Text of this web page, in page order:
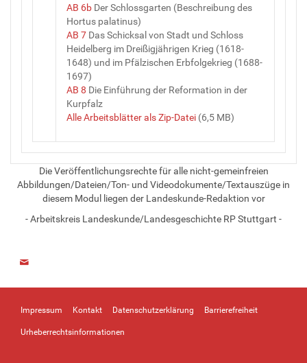
AB 6b Der Schlossgarten (Beschreibung des
Hortus palatinus)
AB 7 Das Schicksal von Stadt und Schloss
Heidelberg im Dreißigjährigen Krieg (1618-
1648) und im Pfälzischen Erbfolgekrieg (1688-
1697)
AB 8 Die Einführung der Reformation in der
Kurpfalz
Alle Arbeitsblätter als Zip-Datei (6,5 MB)
Die Veröffentlichungsrechte für alle nicht-gemeinfreien
Abbildungen/Dateien/Ton- und Videodokumente/Textauszüge in
diesem Modul liegen der Landeskunde-Redaktion vor
- Arbeitskreis Landeskunde/Landesgeschichte RP Stuttgart -
Impressum Kontakt Datenschutzerklärung Barrierefreiheit
Urheberrechtsinformationen